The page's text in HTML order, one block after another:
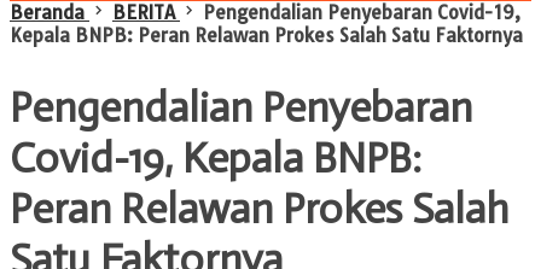
Beranda
BERITA
Pengendalian Penyebaran Covid-19,
Kepala BNPB: Peran Relawan Prokes Salah Satu Faktornya
Pengendalian Penyebaran
Covid-19, Kepala BNPB:
Peran Relawan Prokes Salah